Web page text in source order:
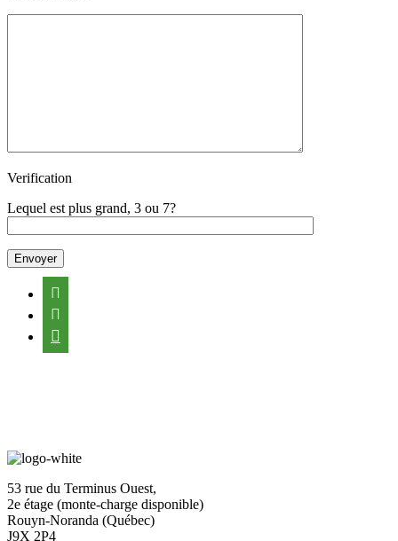
Verification
Lequel est plus grand, 3 ou 7?



53 rue du Terminus Ouest,
2e étage (monte-charge disponible)
Rouyn-Noranda (Québec)
J9X 2P4